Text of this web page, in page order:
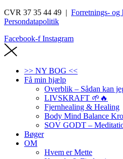
CVR 37 35 44 49 | Forretnings- og
Persondatapolitik
Facebook-f Instagram
>> NY BOG <<
Få min hjælp
Overblik – Sådan kan
LIVSKRAFT 🌱🔥
Fjernhealing & Healing
Body Mind Balance
SOV GODT –
Bøger
OM
Hvem er Mette